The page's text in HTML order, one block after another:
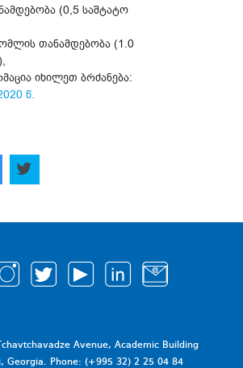
(0,5 საშტატო
თანამდებობა (1.0
იხილეთ ბრძანება:
წ.
Avenue, Academic Building
Georgia. Phone: (+995 32) 2 25 04 84